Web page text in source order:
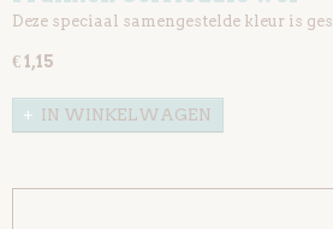
Deze speciaal samengestelde kleur is
€ 1,15
IN WINKELWAGEN